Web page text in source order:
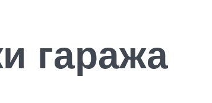
гаража